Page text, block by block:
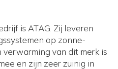
is ATAG. Zij leveren
op zonne-
verwarming van dit merk is
en zijn zeer zuinig in